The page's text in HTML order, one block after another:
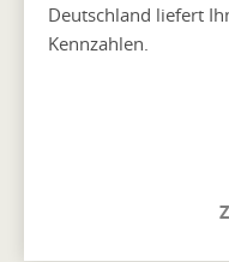
Deutschland liefert
Kennzahlen.